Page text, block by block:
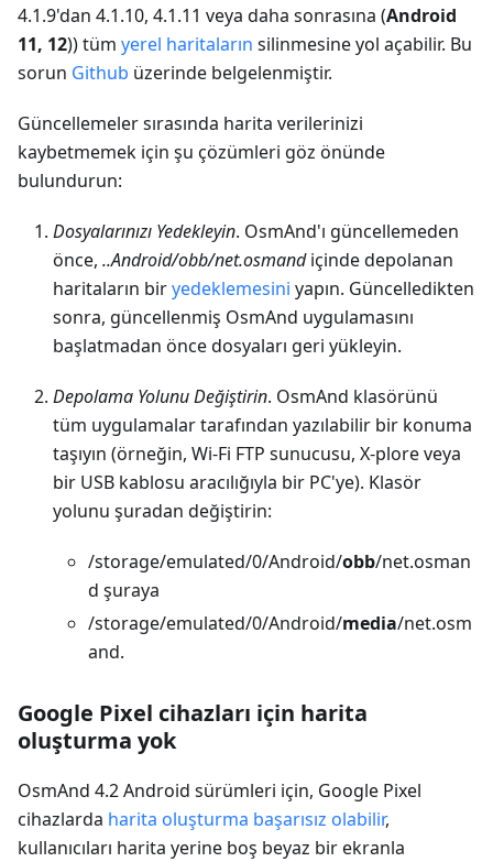
4.1.9'dan 4.1.10, 4.1.11 veya daha sonrasına (Android
11, 12)) tüm yerel haritaların silinmesine yol açabilir. Bu
sorun Github üzerinde belgelenmiştir.
Güncellemeler sırasında harita verilerinizi
kaybetmemek için şu çözümleri göz önünde
bulundurun:
Dosyalarınızı Yedekleyin. OsmAnd'ı güncellemeden
önce, ..Android/obb/net.osmandiçinde depolanan
haritaların biryedeklemesini yapın. Güncelledikten
sonra, güncellenmiş OsmAnd uygulamasını
başlatmadan önce dosyaları geri yükleyin.
Depolama Yolunu Değiştirin. OsmAnd klasörünü
tüm uygulamalar tarafından yazılabilir bir konuma
taşıyın (örneğin, Wi-Fi FTP sunucusu, X-plore veya
bir USB kablosu aracılığıyla bir PC'ye). Klasör
yolunu şuradan değiştirin:
/storage/emulated/0/Android/obb/net.osman
d şuraya
/storage/emulated/0/Android/media/net.osm
and.
Google Pixel cihazları için harita
oluşturma yok
OsmAnd 4.2 Android sürümleri için, Google Pixel
cihazlarda harita oluşturma başarısız olabilir,
kullanıcıları harita yerine boş beyaz bir ekranla